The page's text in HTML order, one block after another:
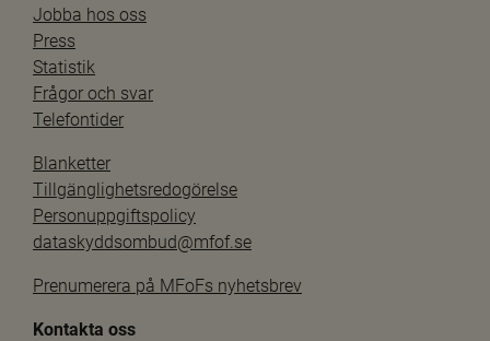
Jobba hos oss
Press
Statistik
Frågor och svar
Telefontider
Blanketter
Tillgänglighetsredogörelse
Personuppgiftspolicy
dataskyddsombud@mfof.se
Prenumerera på MFoFs nyhetsbrev
Kontakta oss